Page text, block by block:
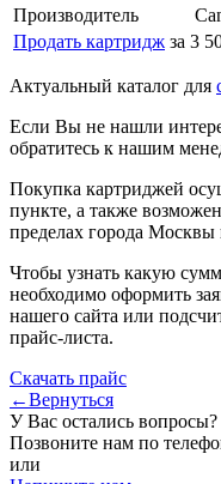
Производитель
Продать картридж за 3
Актуальный каталог для
Если Вы не нашли
обратитесь к нашим
Покупка картриджей
пункте, а также
пределах города
Чтобы узнать какую
необходимо оформить
нашего сайта или
прайс-листа.
Скачать прайс
←Вернуться
У Вас остались вопросы?
Позвоните нам по
или